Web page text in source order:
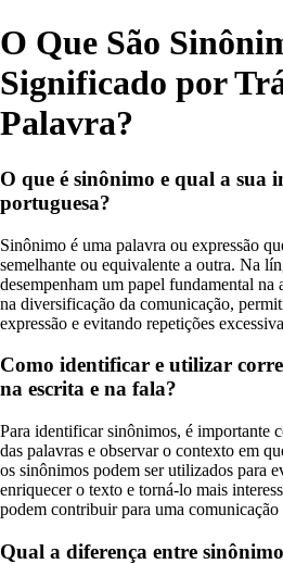
O Que São
Significado por
Palavra?
O que é sinônimo e qual a sua
portuguesa?
Sinônimo é uma palavra ou expressão
semelhante ou equivalente a outra. Na
desempenham um papel fundamental
na diversificação da comunicação,
expressão e evitando repetições
Como identificar e utilizar
na escrita e na fala?
Para identificar sinônimos, é importante
das palavras e observar o contexto em
os sinônimos podem ser utilizados para
enriquecer o texto e torná-lo mais
podem contribuir para uma comunicação
Qual a diferença entre